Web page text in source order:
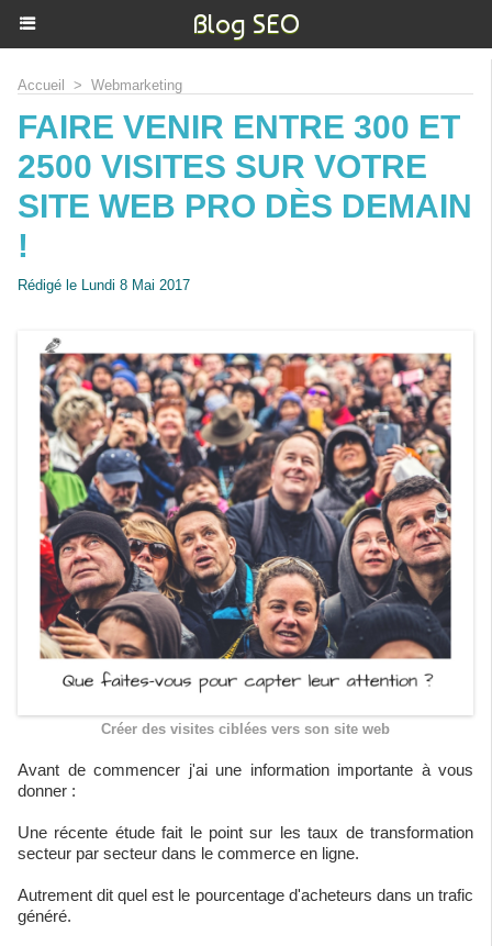
Blog SEO
Accueil > Webmarketing
FAIRE VENIR ENTRE 300 ET
2500 VISITES SUR VOTRE
SITE WEB PRO DÈS DEMAIN
!
Rédigé le Lundi 8 Mai 2017
Créer des visites ciblées vers son site web
Avant de commencer j'ai une information importante à vous
donner :
Une récente étude fait le point sur les taux de transformation
secteur par secteur dans le commerce en ligne.
Autrement dit quel est le pourcentage d'acheteurs dans un trafic
généré.